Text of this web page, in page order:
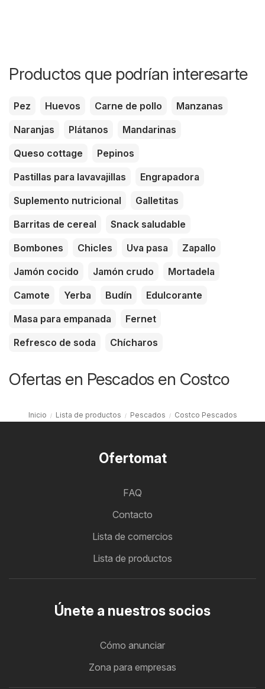
Productos que podrían interesarte
Pez Huevos Carne de pollo
Manzanas
Naranjas
Plátanos
Mandarinas
Queso cottage
Pepinos
Pastillas para lavavajillas
Engrapadora
Suplemento nutricional
Galletitas
Barritas de cereal
Snack saludable
Bombones
Chicles Uva pasa
Zapallo
Jamón cocido
Jamón crudo
Mortadela
Camote
Yerba Budín
Edulcorante
Masa para empanada
Fernet
Refresco de soda
Chícharos
Ofertas en Pescados en Costco
Inicio Lista de productos Pescados Costco Pescados
Ofertomat
FAQ
Contacto
Lista de comercios
Lista de productos
Únete a nuestros socios
Cómo anunciar
Zona para empresas